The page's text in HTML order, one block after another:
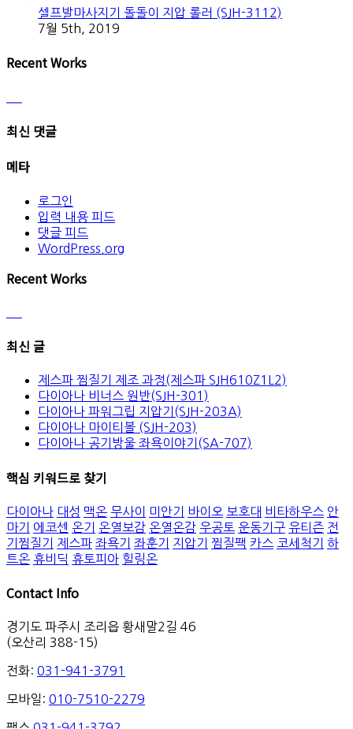
셀프발마사지기 돌돌이 지압 롤러 (SJH-3112)
7월 5th, 2019
Recent Works
최신 댓글
메타
로그인
입력 내용 피드
댓글 피드
WordPress.org
Recent Works
최신 글
제스파 찜질기 제조 과정(제스파 SJH610Z1L2)
다이아나 비너스 원반(SJH-301)
다이아나 파워그립 지압기(SJH-203A)
다이아나 마이티볼 (SJH-203)
다이아나 공기방울 좌욕이야기(SA-707)
핵심 키워드로 찾기
다이아나 대성 맥온 무사이 미안기 바이오 보호대 비타하우스 안
마기
에코센 온기 온열보감 온열온감 우공토 운동기구 유티즌 전
기찜질기
제스파 좌욕기 좌훈기 지압기 찜질팩 카스 코세척기
하
트온 휴비딕 휴토피아 힐링온
Contact Info
경기도 파주시 조리읍 황새말2길 46
(오산리 388-15)
전화: 031-941-3791
모바일: 010-7510-2279